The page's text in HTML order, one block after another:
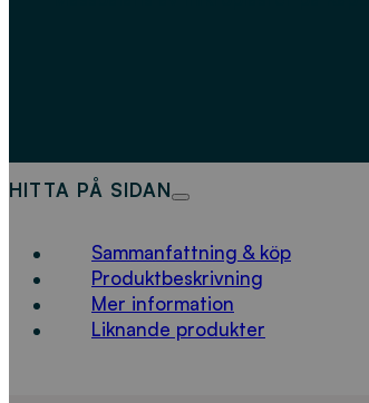
HITTA PÅ SIDAN
Sammanfattning & köp
Produktbeskrivning
Mer information
Liknande produkter